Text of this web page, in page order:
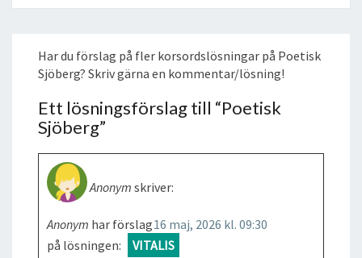
Har du förslag på fler korsordslösningar på Poetisk
Sjöberg? Skriv gärna en kommentar/lösning!
Ett lösningsförslag till “Poetisk
Sjöberg”
Anonym skriver:
16 maj, 2026 kl. 09:30
Anonym har förslag
på lösningen:
VITALIS